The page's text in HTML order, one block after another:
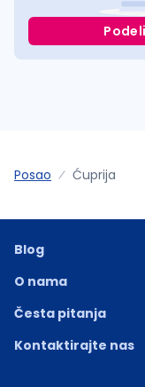
Posao Ćuprija
Blog
O nama
Česta pitanja
Kontaktirajte nas